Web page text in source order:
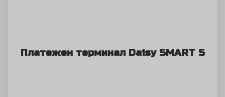
Платежен терминал Daisy SMART S